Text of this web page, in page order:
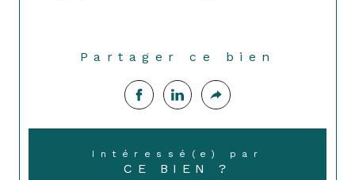
Partager ce bien
Intéressé(e) par
CE BIEN ?